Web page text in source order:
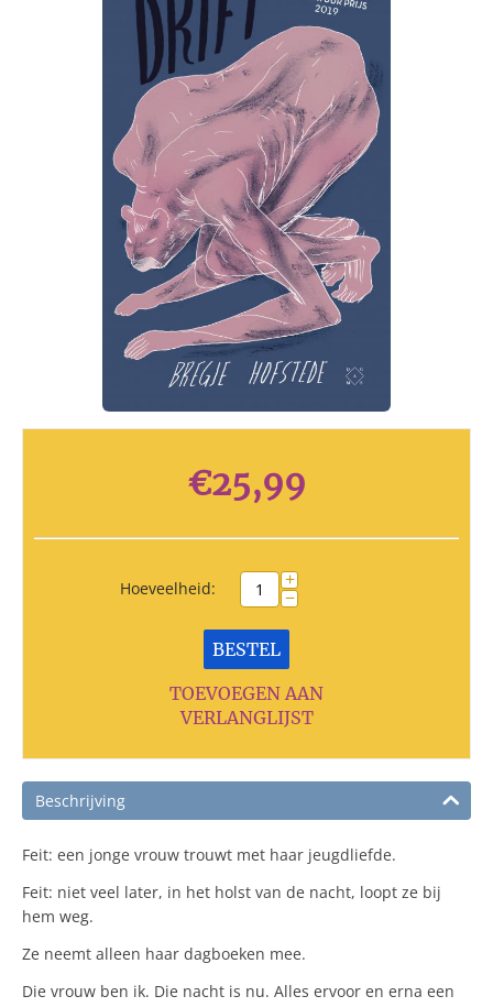
€25,99
Hoeveelheid: +
−
BESTEL
TOEVOEGEN AAN
VERLANGLIJST
Beschrijving
Feit: een jonge vrouw trouwt met haar jeugdliefde.
Feit: niet veel later, in het holst van de nacht, loopt ze bij
hem weg.
Ze neemt alleen haar dagboeken mee.
Die vrouw ben ik. Die nacht is nu. Alles ervoor en erna een